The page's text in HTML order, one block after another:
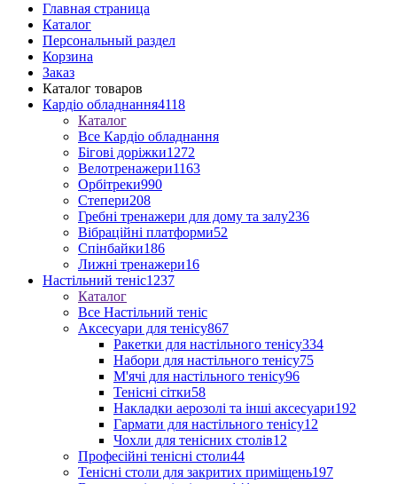
Главная страница
Каталог
Персональный раздел
Корзина
Заказ
Каталог товаров
Кардіо обладнання4118
Каталог
Все Кардіо обладнання
Бігові доріжки1272
Велотренажери1163
Орбітреки990
Степери208
Гребні тренажери для дому та залу236
Вібраційні платформи52
Спінбайки186
Лижні тренажери16
Настільний теніс1237
Каталог
Все Настільний теніс
Аксесуари для тенісу867
Ракетки для настільного тенісу334
Набори для настільного тенісу75
М'ячі для настільного тенісу96
Тенісні сітки58
Накладки аерозолі та інші аксесуари192
Гармати для настільного тенісу12
Чохли для тенісних столів12
Професійні тенісні столи44
Тенісні столи для закритих приміщень197